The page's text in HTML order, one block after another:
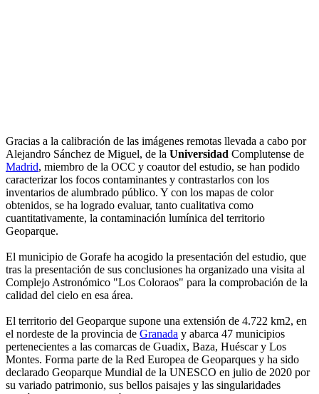
Gracias a la calibración de las imágenes remotas llevada a cabo por
Alejandro Sánchez de Miguel, de la Universidad Complutense de
Madrid, miembro de la OCC y coautor del estudio, se han podido
caracterizar los focos contaminantes y contrastarlos con los
inventarios de alumbrado público. Y con los mapas de color
obtenidos, se ha logrado evaluar, tanto cualitativa como
cuantitativamente, la contaminación lumínica del territorio
Geoparque.
El municipio de Gorafe ha acogido la presentación del estudio, que
tras la presentación de sus conclusiones ha organizado una visita al
Complejo Astronómico "Los Coloraos" para la comprobación de la
calidad del cielo en esa área.
El territorio del Geoparque supone una extensión de 4.722 km2, en
el nordeste de la provincia de Granada y abarca 47 municipios
pertenecientes a las comarcas de Guadix, Baza, Huéscar y Los
Montes. Forma parte de la Red Europea de Geoparques y ha sido
declarado Geoparque Mundial de la UNESCO en julio de 2020 por
su variado patrimonio, sus bellos paisajes y las singularidades